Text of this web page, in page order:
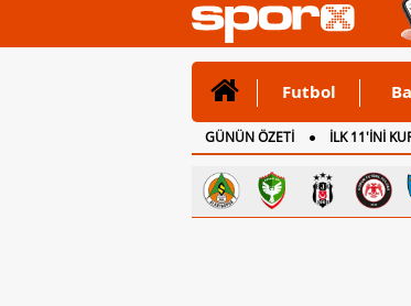
Futbol
GÜNÜN ÖZETİ İLK 11'İNİ
CANLI ANLATIM
İNGİLTERE